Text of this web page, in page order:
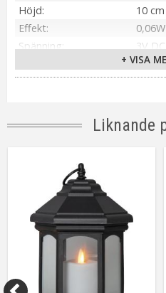
Höjd
10 cm
Effekt
Spänning
3V DC
IP20
Material / Färg
Beige
Ej
2st
Spänning Ljuskälla
Anpassad för
Tillverkare
+ VISA
Liknande